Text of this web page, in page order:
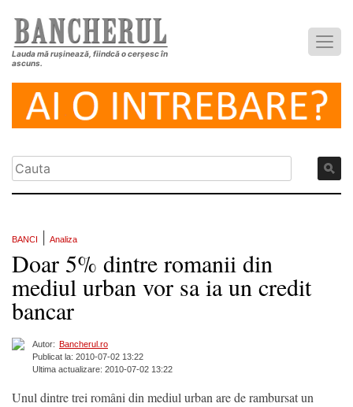
Lauda mă rușinează, fiindcă o cerșesc în
ascuns.
BANCI Analiza
Doar 5% dintre romanii din
mediul urban vor sa ia un credit
bancar
Autor: Bancherul.ro
Publicat la: 2010-07-02 13:22
Ultima actualizare: 2010-07-02 13:22
Unul dintre trei români din mediul urban are de rambursat un